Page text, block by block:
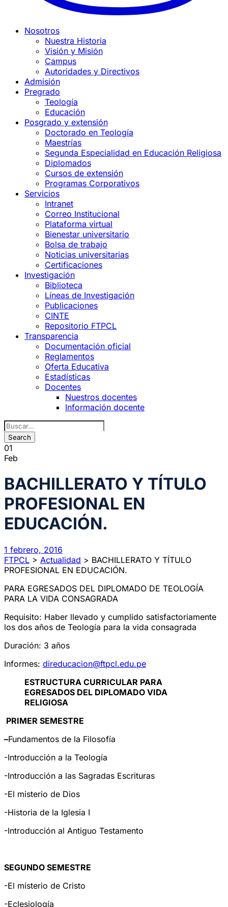
Nosotros
Nuestra Historia
Visión y Misión
Campus
Autoridades y Directivos
Admisión
Pregrado
Teología
Educación
Posgrado y extensión
Doctorado en Teología
Maestrías
Segunda Especialidad en Educación Religiosa
Diplomados
Cursos de extensión
Programas Corporativos
Servicios
Intranet
Correo Institucional
Plataforma virtual
Bienestar universitario
Bolsa de trabajo
Noticias universitarias
Certificaciones
Investigación
Biblioteca
Líneas de Investigación
Publicaciones
CINTE
Repositorio FTPCL
Transparencia
Documentación oficial
Reglamentos
Oferta Educativa
Estadísticas
Docentes
Nuestros docentes
Información docente
01
Feb
BACHILLERATO Y TÍTULO
PROFESIONAL EN
EDUCACIÓN.
1 febrero, 2016
FTPCL > Actualidad > BACHILLERATO Y TÍTULO
PROFESIONAL EN EDUCACIÓN.
PARA EGRESADOS DEL DIPLOMADO DE TEOLOGÍA
PARA LA VIDA CONSAGRADA
Requisito: Haber llevado y cumplido satisfactoriamente
los dos años de Teología para la vida consagrada
Duración: 3 años
Informes: direducacion@ftpcl.edu.pe
ESTRUCTURA CURRICULAR PARA
EGRESADOS DEL DIPLOMADO VIDA
RELIGIOSA
PRIMER SEMESTRE
–Fundamentos de la Filosofía
-Introducción a la Teología
-Introducción a las Sagradas Escrituras
-El misterio de Dios
-Historia de la Iglesia I
-Introducción al Antiguo Testamento
SEGUNDO SEMESTRE
-El misterio de Cristo
-Eclesiología